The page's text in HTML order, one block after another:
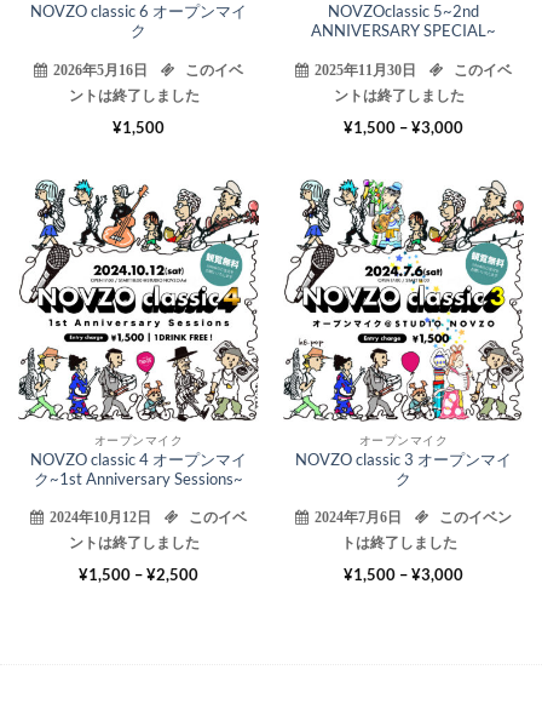
NOVZO classic 6 オープンマイ
ク
2026年5月16日
このイベ
ントは終了しました
¥1,500
NOVZOclassic 5~2nd
ANNIVERSARY SPECIAL~
2025年11月30日
このイベ
ントは終了しました
¥1,500 –¥3,000価
¥3,000
12
10月
オープンマイク
NOVZO classic 4 オープンマイ
ク~1st Anniversary Sessions~
2024年10月12日
このイベ
ントは終了しました
¥1,500 –¥2,500価
06
7月
オープンマイク
NOVZO classic 3 オープンマイ
ク
2024年7月6日
このイベン
トは終了しました
¥1,500 –¥3,000価